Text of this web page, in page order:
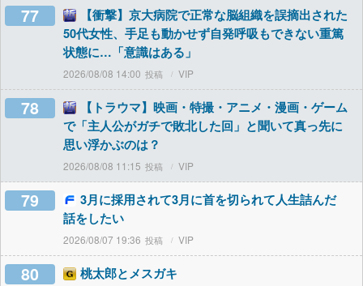
77
【衝撃】京大病院で正常な脳組織を誤摘出された
50代女性、手足も動かせず自発呼吸もできない重篤
状態に…「意識はある」
2026/08/08 14:00 VIP
78
【トラウマ】映画・特撮・アニメ・漫画・ゲーム
で「主人公がガチで敗北した回」と聞いて真っ先に
思い浮かぶのは？
2026/08/08 11:15 VIP
79
3月に採用されて3月に首を切られて人生詰んだ
話をしたい
2026/08/07 19:36 VIP
80 桃太郎とメスガキ